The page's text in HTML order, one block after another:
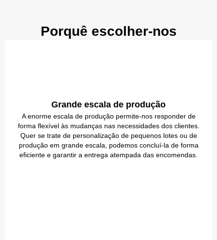
Porquê escolher-nos
Grande escala de produção
A enorme escala de produção permite-nos responder de
forma flexível às mudanças nas necessidades dos clientes.
Quer se trate de personalização de pequenos lotes ou de
produção em grande escala, podemos concluí-la de forma
eficiente e garantir a entrega atempada das encomendas.